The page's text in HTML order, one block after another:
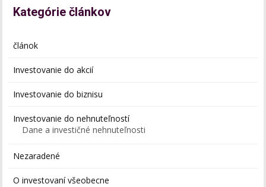
Kategórie článkov
článok
Investovanie do akcií
Investovanie do biznisu
Investovanie do nehnuteľností
Dane a investičné nehnuteľnosti
Nezaradené
O investovaní všeobecne